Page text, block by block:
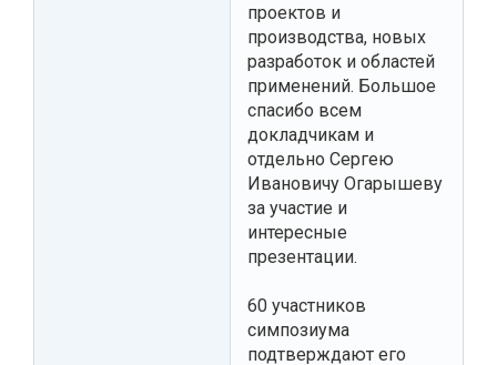
проектов и
производства, новых
разработок и областей
применений. Большое
спасибо всем
докладчикам и
отдельно Сергею
Ивановичу Огарышеву
за участие и
интересные
презентации.
60 участников
симпозиума
подтверждают его